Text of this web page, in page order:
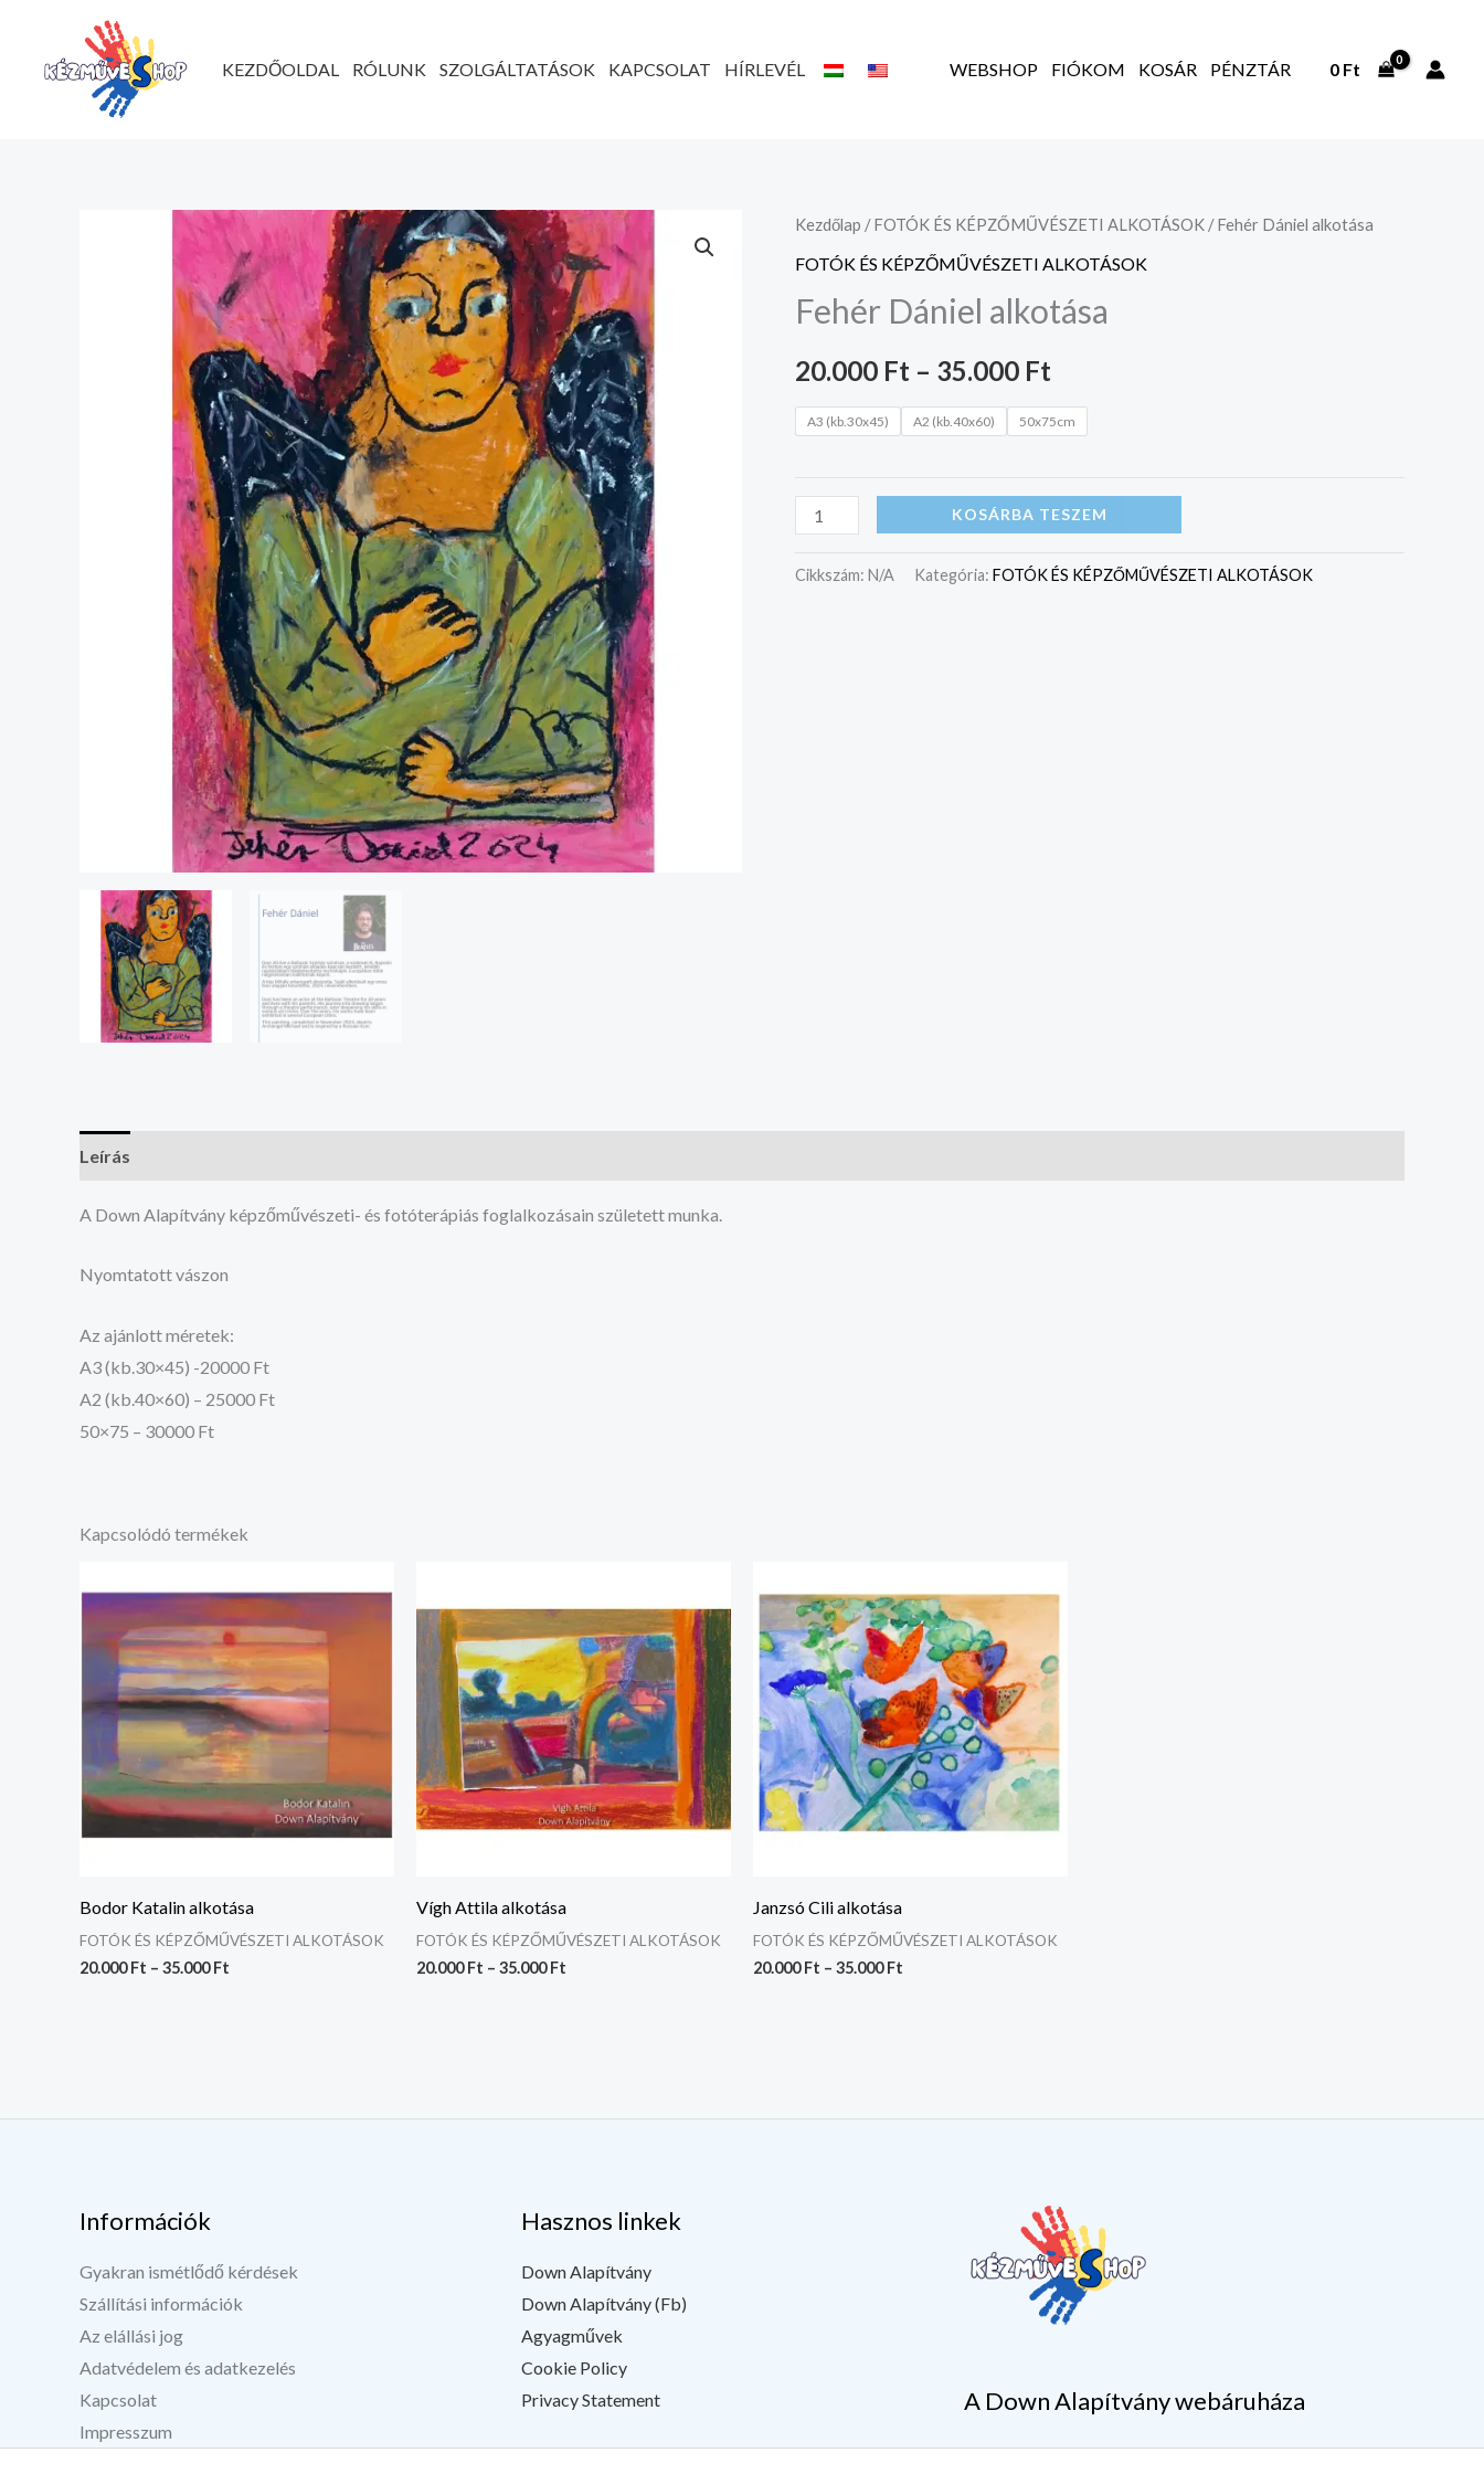
tartalomhoz
KEZDŐOLDAL RÓLUNK SZOLGÁLTATÁSOK KAPCSOLAT HÍRLEVÉL WEBSHOP FIÓKOM KOSÁR PÉNZTÁR 0 Ft
Kezdőlap /FOTÓK ÉS KÉPZŐMŰVÉSZETI ALKOTÁSOK / Fehér Dániel alkotása
FOTÓK ÉS KÉPZŐMŰVÉSZETI ALKOTÁSOK
Fehér Dániel alkotása
20.000 Ft – 35.000 Ft
Ártartomány:
20.000 Ft
-
35.000 Ft
A3 (kb.30x45) A2 (kb.40x60) 50x75cm
Fehér
Dániel
mennyiség
KOSÁRBA TESZEM
Cikkszám: N/A Kategória: FOTÓK ÉS KÉPZŐMŰVÉSZETI ALKOTÁSOK
Leírás
A Down Alapítvány képzőművészeti- és fotóterápiás foglalkozásain született munka.
Nyomtatott vászon
Az ajánlott méretek:
A3 (kb.30×45) -20000 Ft
A2 (kb.40×60) – 25000 Ft
50×75 – 30000 Ft
Kapcsolódó termékek
Bodor Katalin alkotása
FOTÓK ÉS KÉPZŐMŰVÉSZETI ALKOTÁSOK
20.000Ft – 35.000Ft
20.000 Ft
35.000 Ft
Vígh Attila alkotása
FOTÓK ÉS KÉPZŐMŰVÉSZETI ALKOTÁSOK
20.000Ft – 35.000Ft
-
35.000 Ft
Janzsó Cili alkotása
FOTÓK ÉS KÉPZŐMŰVÉSZETI ALKOTÁSOK
20.000Ft – 35.000Ft
20.000 Ft
-
35.000 Ft
Információk
Gyakran ismétlődő kérdések
Szállítási információk
Az elállási jog
Adatvédelem és adatkezelés
Kapcsolat
Impresszum
Hasznos linkek
Down Alapítvány
Down Alapítvány (Fb)
Agyagművek
Cookie Policy
Privacy Statement
A Down Alapítvány webáruháza